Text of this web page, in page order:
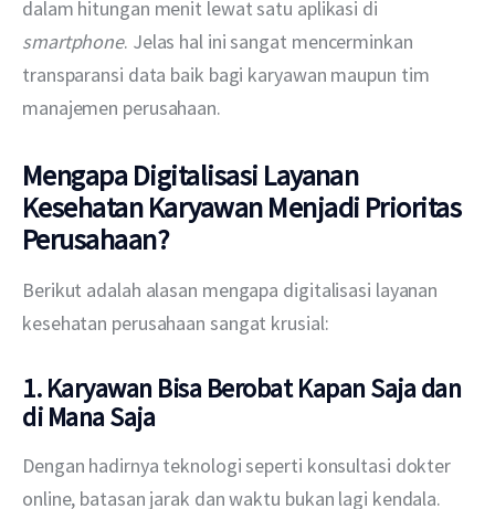
dalam hitungan menit lewat satu aplikasi di
smartphone. Jelas hal ini sangat mencerminkan
transparansi data baik bagi karyawan maupun tim
manajemen perusahaan.
Mengapa Digitalisasi Layanan
Kesehatan Karyawan Menjadi Prioritas
Perusahaan?
Berikut adalah alasan mengapa digitalisasi layanan
kesehatan perusahaan sangat krusial:
1. Karyawan Bisa Berobat Kapan Saja dan
di Mana Saja
Dengan hadirnya teknologi seperti konsultasi dokter
online, batasan jarak dan waktu bukan lagi kendala.